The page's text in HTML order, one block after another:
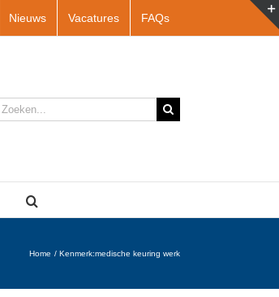
Nieuws Vacatures FAQs
Home Kenmerk:medische keuring werk